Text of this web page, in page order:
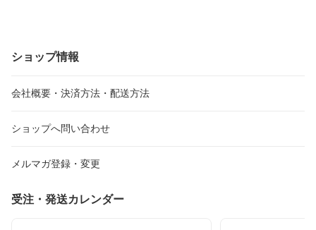
ショップ情報
会社概要・決済方法・配送方法
ショップへ問い合わせ
メルマガ登録・変更
受注・発送カレンダー